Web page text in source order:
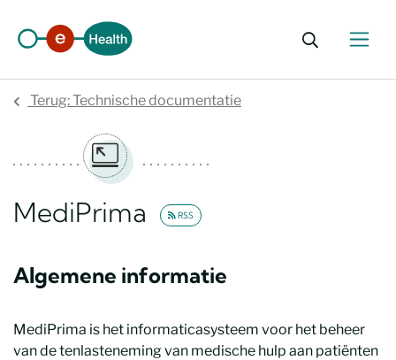
Terug: Technische documentatie
MediPrima RSS
Algemene informatie
MediPrima is het informaticasysteem voor het beheer
van de tenlasteneming van medische hulp aan patiënten